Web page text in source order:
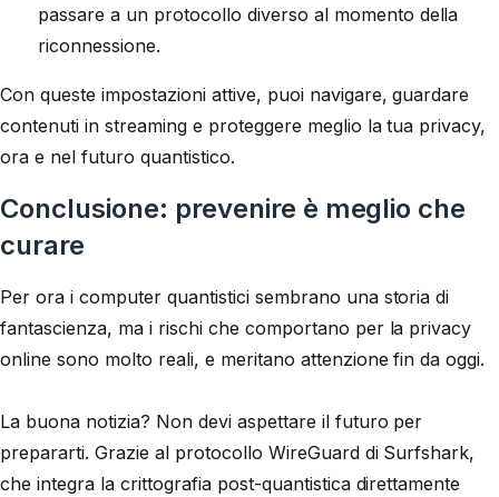
passare a un protocollo diverso al momento della
riconnessione.
Con queste impostazioni attive, puoi navigare, guardare
contenuti in streaming e proteggere meglio la tua privacy,
ora e nel futuro quantistico.
Conclusione: prevenire è meglio che
curare
Per ora i computer quantistici sembrano una storia di
fantascienza, ma i rischi che comportano per la privacy
online sono molto reali, e meritano attenzione fin da oggi.
La buona notizia? Non devi aspettare il futuro per
prepararti. Grazie al protocollo WireGuard di Surfshark,
che integra la crittografia post-quantistica direttamente